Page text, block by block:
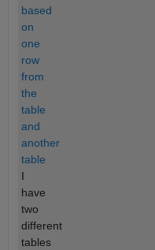
based
on
one
row
from
the
table
and
another
table
I
have
two
different
tables